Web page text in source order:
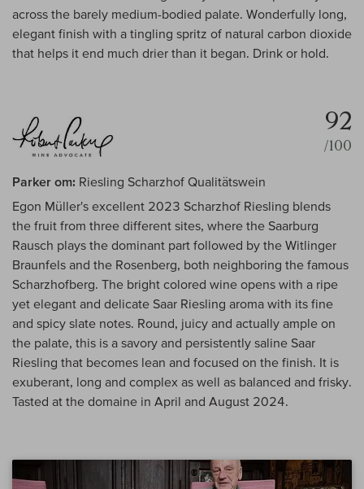
across the barely medium-bodied palate. Wonderfully long,
elegant finish with a tingling spritz of natural carbon dioxide
that helps it end much drier than it began. Drink or hold.
92
/100
Parker om: Riesling Scharzhof Qualitätswein
Egon Müller's excellent 2023 Scharzhof Riesling blends
the fruit from three different sites, where the Saarburg
Rausch plays the dominant part followed by the Witlinger
Braunfels and the Rosenberg, both neighboring the famous
Scharzhofberg. The bright colored wine opens with a ripe
yet elegant and delicate Saar Riesling aroma with its fine
and spicy slate notes. Round, juicy and actually ample on
the palate, this is a savory and persistently saline Saar
Riesling that becomes lean and focused on the finish. It is
exuberant, long and complex as well as balanced and frisky.
Tasted at the domaine in April and August 2024.